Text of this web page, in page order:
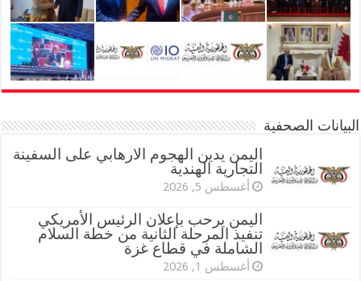
البيانات الصحفية
اليمن يدين الهجوم الارهابي على السفينة
التجارية الهندية
أغسطس 5, 2026
اليمن يرحب بإعلان الرئيس الأمريكي
تنفيذ المرحلة الثانية من خطة السلام
الشاملة في قطاع غزة
أغسطس 1, 2026